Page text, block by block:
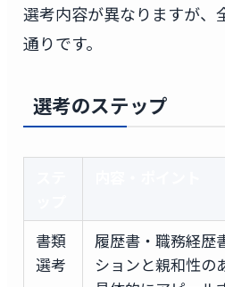
選考内容が異なりますが、
通りです。
選考のステップ
書類
選考
履歴書・職務経歴
ションと親和性の